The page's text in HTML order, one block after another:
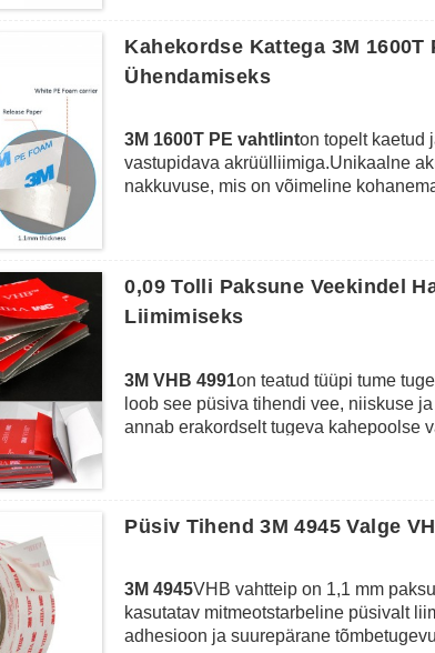
keskmise kuni kõrge pinnaenergiaga
akrüül, ABS, betoon jne.Selline
Kahekordse Kattega 3M
Ühendamiseks
3M 1600T PE vahtlinton topelt kaetud
vastupidava akrüülliimiga.Unikaalne
nakkuvuse, mis on võimeline
näiteks autopeeglite liimimiseks,
0,09 Tolli Paksune Veekindel
Liimimiseks
3M VHB 4991on teatud tüüpi tume
loob see püsiva tihendi vee, niiskuse
annab erakordselt tugeva kahepoolse
polükarbonaadile, ABS-le ning
elektroonikas, ehituses, siltides ja
Püsiv Tihend 3M 4945 Valge
3M 4945VHB vahtteip on 1,1 mm
kasutatav mitmeotstarbeline püsivalt
adhesioon ja suurepärane